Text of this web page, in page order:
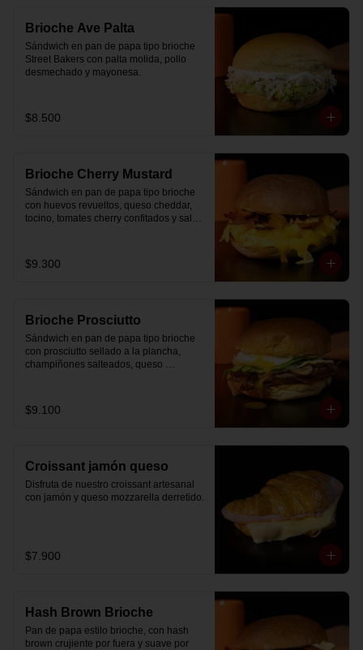
Brioche Ave Palta
Sándwich en pan de papa tipo brioche
Street Bakers con palta molida, pollo
desmechado y mayonesa.
$8.500
Brioche Cherry Mustard
Sándwich en pan de papa tipo brioche
con huevos revueltos, queso cheddar,
tocino, tomates cherry confitados y salsa
$9.300
Brioche Prosciutto
Sándwich en pan de papa tipo brioche
con prosciutto sellado a la plancha,
champiñones salteados, queso
$9.100
Croissant jamón queso
Disfruta de nuestro croissant artesanal
con jamón y queso mozzarella derretido.
$7.900
Hash Brown Brioche
Pan de papa estilo brioche, con hash
brown crujiente por fuera y suave por